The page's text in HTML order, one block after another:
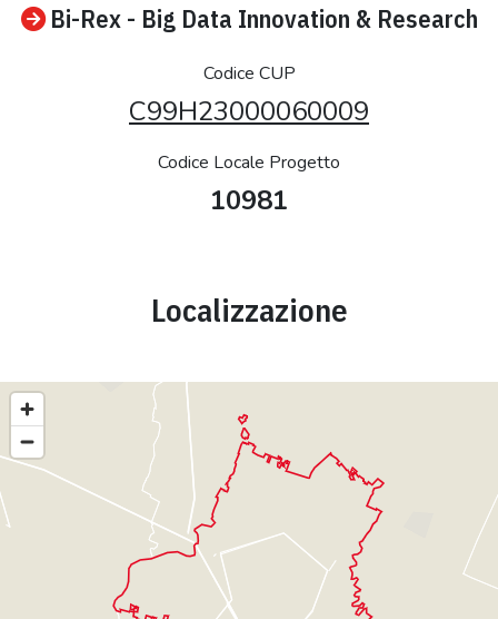
Bi-Rex - Big Data Innovation & Research
Codice CUP
C99H23000060009
Codice Locale Progetto
10981
Localizzazione